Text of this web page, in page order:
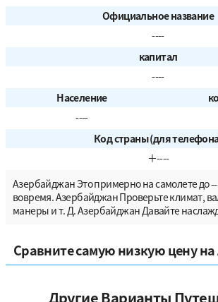
Официальное название
----
капитал
----
Население
----
Код страны (для
＋----
Азербайджан Это примерно на самолете до
вовремя. Азербайджан Проверьте климат,
манеры и т. Д. Азербайджан Давайте
Сравните самую низкую цену
Другие Варианты